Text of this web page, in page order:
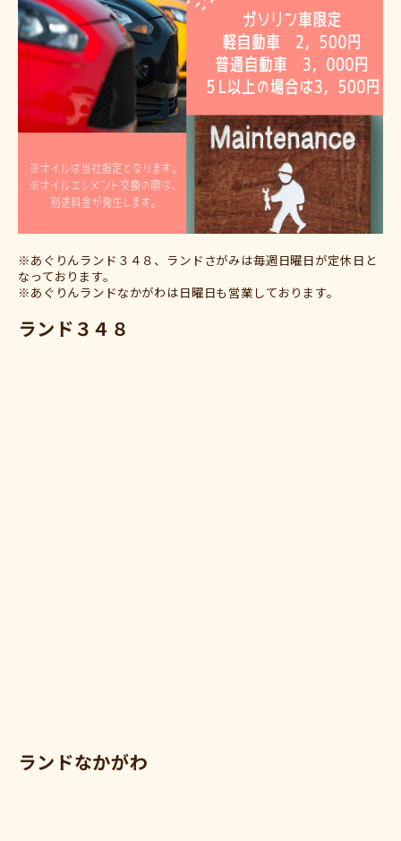
※あぐりんランド３４８、ランドさがみは毎週日曜日が定休日と
なっております。
※あぐりんランドなかがわは日曜日も営業しております。
ランド３４８
ランドなかがわ